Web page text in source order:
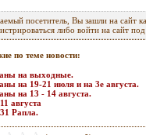
посетитель, Вы зашли на сайт
либо войти на сайт
по теме новости:
на выходные.
на 19-21 июля и на 3е августа.
на 13 - 14 августа.
августа
Рапла.